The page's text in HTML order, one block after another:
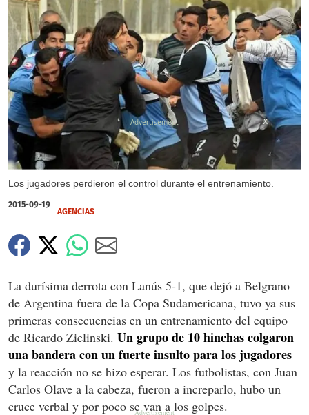
Los jugadores perdieron el control durante el entrenamiento.
X
X
2015-09-19
AGENCIAS
La durísima derrota con Lanús 5-1, que dejó a Belgrano
de Argentina fuera de la Copa Sudamericana, tuvo ya sus
primeras consecuencias en un entrenamiento del equipo
de Ricardo Zielinski. Un grupo de 10 hinchas colgaron
una bandera con un fuerte insulto para los jugadores
y la reacción no se hizo esperar. Los futbolistas, con Juan
Carlos Olave a la cabeza, fueron a increparlo, hubo un
cruce verbal y por poco se van a los golpes.